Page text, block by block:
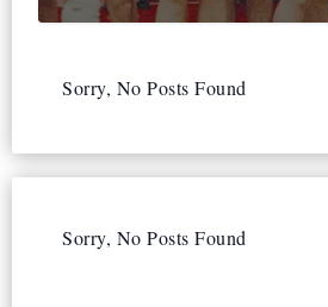
Sorry, No Posts Found
Sorry, No Posts Found